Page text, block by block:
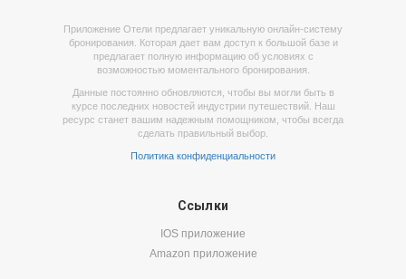
Приложение Отели предлагает уникальную онлайн-систему
бронирования. Которая дает вам доступ к большой базе и
предлагает полную информацию об условиях с
возможностью моментального бронирования.
Данные постоянно обновляются, чтобы вы могли быть в
курсе последних новостей индустрии путешествий. Наш
ресурс станет вашим надежным помощником, чтобы всегда
сделать правильный выбор.
Политика конфиденциальности
Ссылки
IOS приложение
Amazon приложение